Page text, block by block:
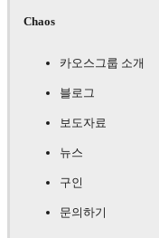
Chaos
카오스그룹 소개
블로그
보도자료
뉴스
구인
문의하기